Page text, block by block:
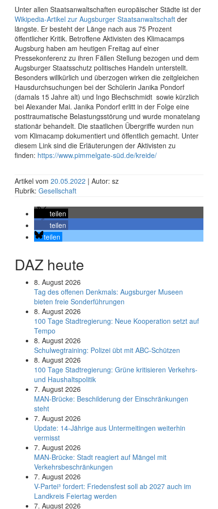
Unter allen Staatsanwaltschaften europäischer Städte ist der
Wikipedia-Artikel zur Augsburger Staatsanwaltschaft der
längste. Er besteht der Länge nach aus 75 Prozent
öffentlicher Kritik. Betroffene Aktivisten des Klimacamps
Augsburg haben am heutigen Freitag auf einer
Pressekonferenz zu ihren Fällen Stellung bezogen und dem
Augsburger Staatsschutz politisches Handeln unterstellt.
Besonders willkürlich und überzogen wirken die zeitgleichen
Hausdurchsuchungen bei der Schülerin Janika Pondorf
(damals 15 Jahre alt) und Ingo Blechschmidt sowie kürzlich
bei Alexander Mai. Janika Pondorf erlitt in der Folge eine
posttraumatische Belastungsstörung und wurde monatelang
stationär behandelt. Die staatlichen Übergriffe wurden nun
vom Klimacamp dokumentiert und öffentlich gemacht. Unter
diesem Link sind die Erläuterungen der Aktivisten zu
finden: https://www.pimmelgate-süd.de/kreide/
Artikel vom 20.05.2022 | Autor: sz
Rubrik: Gesellschaft
teilen
teilen
teilen
DAZ heute
8. August 2026
Tag des offenen Denkmals: Augsburger Museen
bieten freie Sonderführungen
8. August 2026
100 Tage Stadtregierung: Neue Kooperation setzt auf
Tempo
8. August 2026
Schul­weg­trai­ning: Poli­zei übt mit ABC-Schüt­zen
8. August 2026
100 Tage Stadtregierung: Grüne kritisieren Verkehrs-
und Haushaltspolitik
7. August 2026
MAN-Brücke: Beschilderung der Einschränkungen
steht
7. August 2026
Update: 14-Jährige aus Untermeitingen weiterhin
vermisst
7. August 2026
MAN-Brücke: Stadt reagiert auf Mängel mit
Verkehrsbeschränkungen
7. August 2026
V-Partei­³ fordert: Friedens­fest soll ab 2027 auch im
Land­kreis Feier­tag werden
7. August 2026